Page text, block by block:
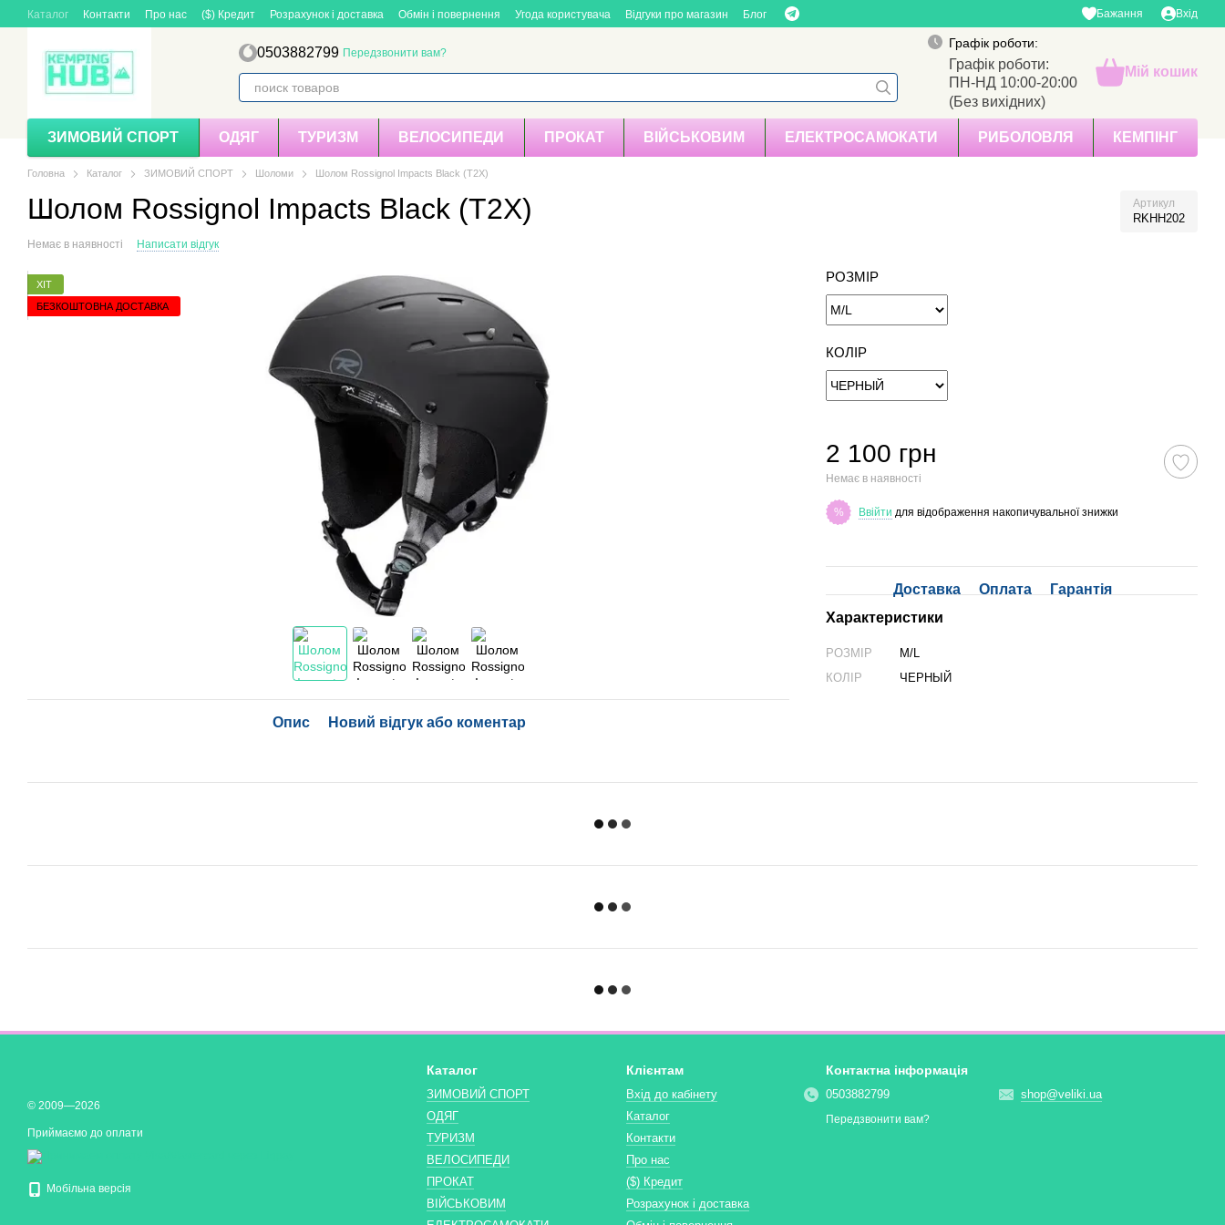
Перейти до основного контенту
Каталог Контакти Про нас ($) Кредит Розрахунок і доставка Обмін і повернення Угода користувача Відгуки про магазин Блог Бажання Вхід
0503882799 Передзвонити вам?
Графік роботи:
Графік роботи:
ПН-НД 10:00-20:00
(Без вихідних)
Мій кошик
ЗИМОВИЙ СПОРТ ОДЯГ ТУРИЗМ ВЕЛОСИПЕДИ ПРОКАТ ВІЙСЬКОВИМ ЕЛЕКТРОСАМОКАТИ РИБОЛОВЛЯ КЕМПІНГ
Головна Каталог ЗИМОВИЙ СПОРТ Шоломи Шолом Rossignol Impacts Black (T2X)
Шолом Rossignol Impacts Black (T2X) Артикул
RKHH202
Немає в наявності Написати відгук
ХІТ
БЕЗКОШТОВНА ДОСТАВКА
Опис Новий відгук або коментар
РОЗМІР
КОЛІР
2 100 грн
Немає в наявності
% Ввійти для відображення накопичувальної знижки
Доставка Оплата
Гарантія
Характеристики
РОЗМІР
M/L
КОЛІР
ЧЕРНЫЙ
© 2009—2026
Приймаємо до оплати
Мобільна версія
Каталог
ЗИМОВИЙ СПОРТ
ОДЯГ
ТУРИЗМ
ВЕЛОСИПЕДИ
ПРОКАТ
ВІЙСЬКОВИМ
Клієнтам
Вхід до кабінету
Каталог
Контакти
Про нас
($) Кредит
Розрахунок і доставка
Контактна інформація
0503882799
Передзвонити вам?
shop@veliki.ua